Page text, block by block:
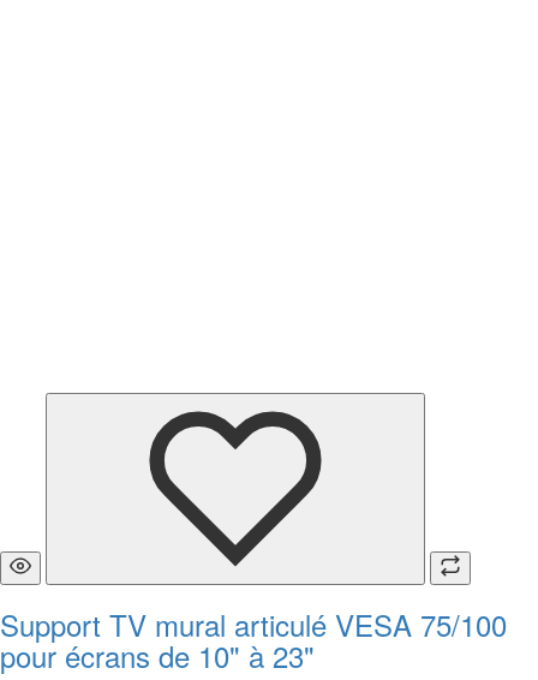
Support TV mural articulé VESA 75/100
pour écrans de 10" à 23"